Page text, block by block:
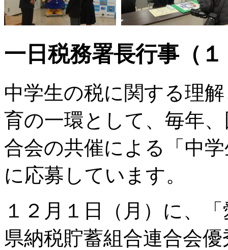
一日税務署長行事（
中学生の税に関する理
育の一環として、毎年
合会の共催による「中
に応募しています。
１２月１日（月）に、
県納税貯蓄組合連合会